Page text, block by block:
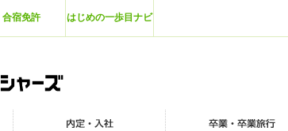
合宿免許 はじめの一歩目ナビ